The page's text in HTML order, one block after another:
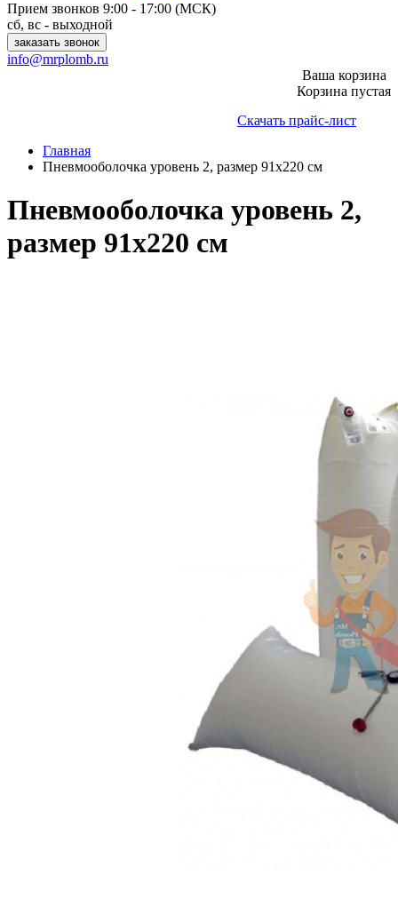
Прием звонков 9:00 - 17:00 (МСК)
сб, вс - выходной
заказать звонок
info@mrplomb.ru
Ваша корзина
Корзина пустая
Скачать прайс-лист
Главная
Пневмооболочка уровень 2, размер 91x220 см
Пневмооболочка уровень 2,
размер 91x220 см